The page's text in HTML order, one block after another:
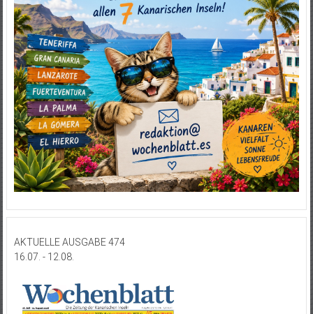
AKTUELLE AUSGABE 474
16.07. - 12.08.